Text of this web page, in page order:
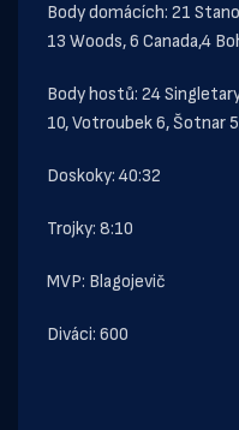
Body domácích: 21
13 Woods, 6 Canada,4
Body hostů: 24
10, Votroubek 6, Šotnar
Doskoky: 40:32
Trojky: 8:10
MVP: Blagojevič
Diváci: 600